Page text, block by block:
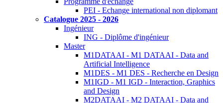
PEI - Echange international non diplomant
Catalogue 2025 - 2026
Ingénieur
ING - Diplôme d'ingénieur
Master
M1DATAAI - M1 DATAAI - Data and
Artificial Intelligence
M1DES - M1 DES - Recherche en Design
M1IGD - M1 IGD - Interaction, Graphics
and Design
M2DATAAI - M2 DATAAI - Data and